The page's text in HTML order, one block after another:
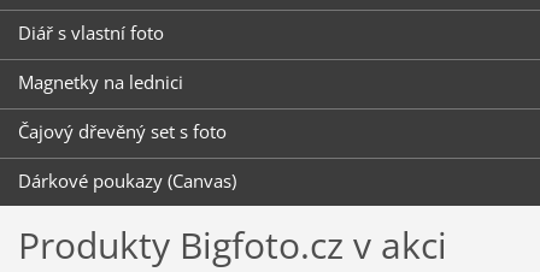
Diář s vlastní foto
Magnetky na lednici
Čajový dřevěný set s foto
Dárkové poukazy (Canvas)
Produkty Bigfoto.cz v akci